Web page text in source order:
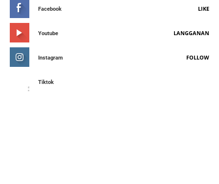
Facebook LIKE
Youtube LANGGANAN
Instagram FOLLOW
Tiktok